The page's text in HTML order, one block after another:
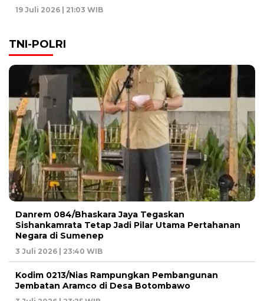
19 Juli 2026 | 21:03 WIB
TNI-POLRI
Danrem 084/Bhaskara Jaya Tegaskan
Sishankamrata Tetap Jadi Pilar Utama Pertahanan
Negara di Sumenep
3 Juli 2026 | 23:40 WIB
Kodim 0213/Nias Rampungkan Pembangunan
Jembatan Aramco di Desa Botombawo